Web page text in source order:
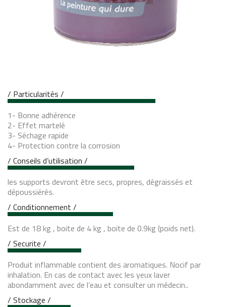
/ Particularités /
1- Bonne adhérence
2- Effet martelé
3- Séchage rapide
4- Protection contre la corrosion
/ Conseils d’utilisation /
les supports devront être secs, propres, dégraissés et
dépoussiérés.
/ Conditionnement /
Est de 18 kg , boite de 4 kg , boite de 0.9kg (poids net).
/ Securite /
Produit inflammable contient des aromatiques. Nocif par
inhalation. En cas de contact avec les yeux laver
abondamment avec de l’eau et consulter un médecin..
/ Stockage /